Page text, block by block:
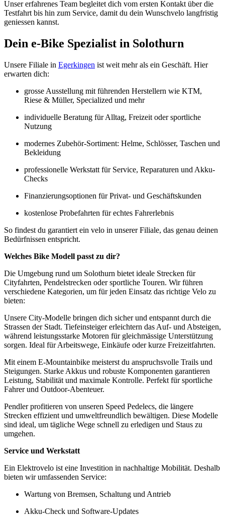
Unser erfahrenes Team begleitet dich vom ersten Kontakt über die
Testfahrt bis hin zum Service, damit du dein Wunschvelo langfristig
geniessen kannst.
Dein e-Bike Spezialist in Solothurn
Unsere Filiale in Egerkingen ist weit mehr als ein Geschäft. Hier
erwarten dich:
grosse Ausstellung mit führenden Herstellern wie KTM,
Riese & Müller, Specialized und mehr
individuelle Beratung für Alltag, Freizeit oder sportliche
Nutzung
modernes Zubehör-Sortiment: Helme, Schlösser, Taschen und
Bekleidung
professionelle Werkstatt für Service, Reparaturen und Akku-
Checks
Finanzierungsoptionen für Privat- und Geschäftskunden
kostenlose Probefahrten für echtes Fahrerlebnis
So findest du garantiert ein velo in unserer Filiale, das genau deinen
Bedürfnissen entspricht.
Welches Bike Modell passt zu dir?
Die Umgebung rund um Solothurn bietet ideale Strecken für
Cityfahrten, Pendelstrecken oder sportliche Touren. Wir führen
verschiedene Kategorien, um für jeden Einsatz das richtige Velo zu
bieten:
Unsere City-Modelle bringen dich sicher und entspannt durch die
Strassen der Stadt. Tiefeinsteiger erleichtern das Auf- und Absteigen,
während leistungsstarke Motoren für gleichmässige Unterstützung
sorgen. Ideal für Arbeitswege, Einkäufe oder kurze Freizeitfahrten.
Mit einem E-Mountainbike meisterst du anspruchsvolle Trails und
Steigungen. Starke Akkus und robuste Komponenten garantieren
Leistung, Stabilität und maximale Kontrolle. Perfekt für sportliche
Fahrer und Outdoor-Abenteuer.
Pendler profitieren von unseren Speed Pedelecs, die längere
Strecken effizient und umweltfreundlich bewältigen. Diese Modelle
sind ideal, um tägliche Wege schnell zu erledigen und Staus zu
umgehen.
Service und Werkstatt
Ein Elektrovelo ist eine Investition in nachhaltige Mobilität. Deshalb
bieten wir umfassenden Service:
Wartung von Bremsen, Schaltung und Antrieb
Akku-Check und Software-Updates